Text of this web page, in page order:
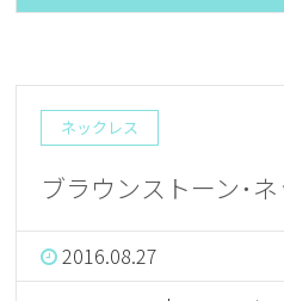
ネックレス
ブラウンストーン･
2016.08.27